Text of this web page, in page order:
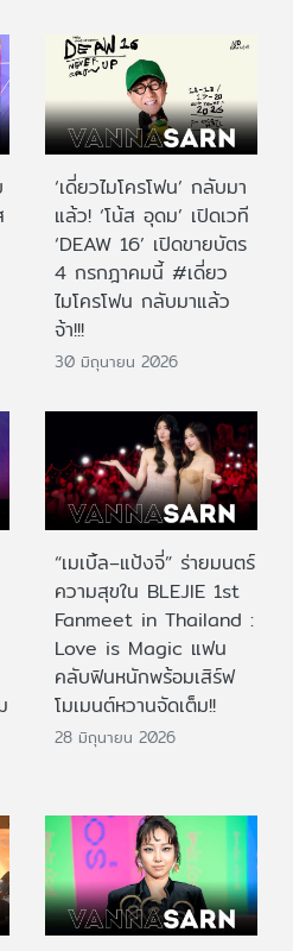
‘เดี่ยวไมโครโฟน’ กลับมา
แล้ว! ‘โน้ส อุดม’ เปิดเวที
‘DEAW 16’ เปิดขายบัตร
4 กรกฎาคมนี้ #เดี่ยว
ไมโครโฟน กลับมาแล้ว
จ้า!!!
30 มิถุนายน 2026
“เมเบิ้ล–แป้งจี่” ร่ายมนตร์
ความสุขใน BLEJIE 1st
Fanmeet in Thailand :
Love is Magic แฟน
คลับฟินหนักพร้อมเสิร์ฟ
โมเมนต์หวานจัดเต็ม!!
28 มิถุนายน 2026